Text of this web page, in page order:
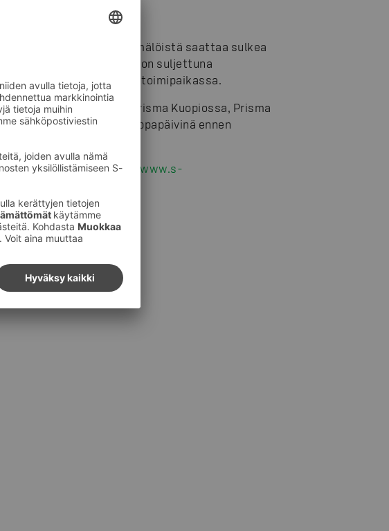
Osa myymälöistä saattaa sulkea
vain noin 60 on suljettuna
voi tehdä lähes 1 000 toimipaikassa.
ABC-asemaa. Lisäksi Prisma Kuopiossa, Prisma
on vilkkaimpina kauppapäivinä ennen
S-kanavalta:https://www.s-